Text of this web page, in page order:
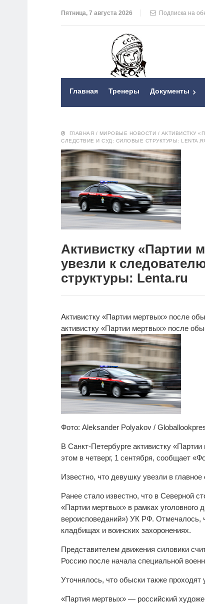
Пятница, 7 августа 2026 Подписка на
Главная Тренеры Документы
ГЛАВНАЯ / МИРОВЫЕ НОВОСТИ / АКТИВИСТКУ
СЛЕДСТВИЕ И СУД: СИЛОВЫЕ СТРУКТУРЫ:
Активистку «Партии
увезли к
структуры: Lenta.ru
Активистку «Партии мертвых» после
активистку «Партии мертвых» после
Фото: Aleksander Polyakov /
В Санкт-Петербурге активистку
этом в четверг, 1 сентября, сообщает
Известно, что девушку увезли в
Ранее стало известно, что в Северной
«Партии мертвых» в рамках уголовного
вероисповеданий») УК РФ. Отмечалось,
кладбищах и воинских захоронениях.
Представителем движения силовики
Россию после начала специальной
Уточнялось, что обыски также
«Партия мертвых» — российский